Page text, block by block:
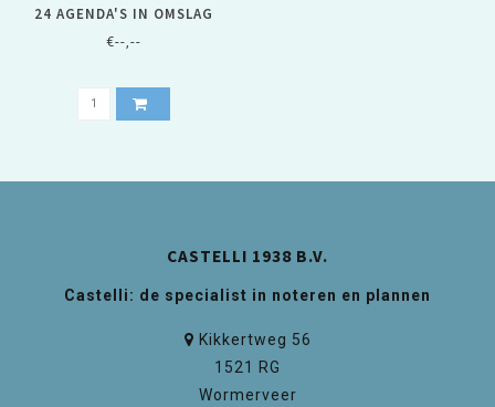
24 AGENDA'S IN OMSLAG
TAGGIA
€--,--
CASTELLI 1938 B.V.
Castelli: de specialist in noteren en plannen
Kikkertweg 56
1521 RG
Wormerveer